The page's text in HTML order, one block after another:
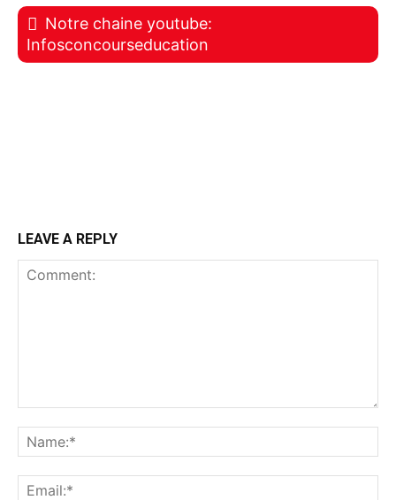
Notre chaine youtube:
Infosconcourseducation
LEAVE A REPLY